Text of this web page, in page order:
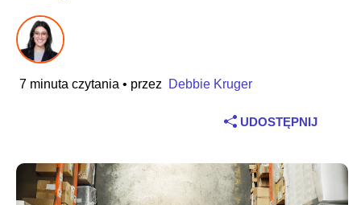
Ubezpieczenia
Telekomunikacja
Technologia
Ochrona zdrowia
7 minuta czytania • przez Debbie Kruger
UDOSTĘPNIJ